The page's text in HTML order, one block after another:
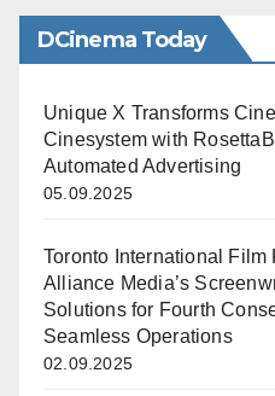
DCinema Today
Unique X Transforms
Cinesystem with
Automated Advertising
05.09.2025
Toronto International Film
Alliance Media’s
Solutions for Fourth
Seamless Operations
02.09.2025